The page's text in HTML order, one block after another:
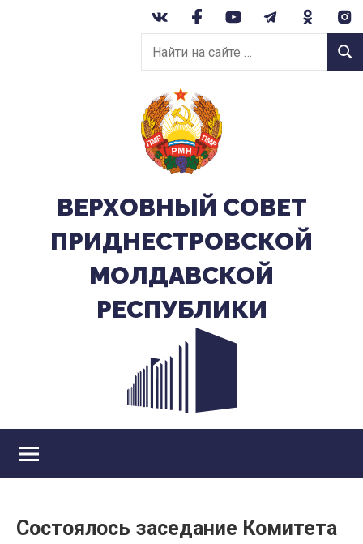
Найти
на
сайте:
ВЕРХОВНЫЙ CОВЕТ
ПРИДНЕСТРОВСКОЙ
МОЛДАВСКОЙ
РЕСПУБЛИКИ
Состоялось заседание Комитета